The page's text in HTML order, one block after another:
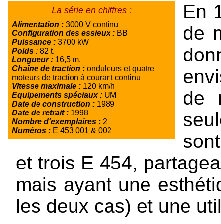
La série en chiffres :
Alimentation : 3000 V continu
Configuration des essieux : BB
Puissance : 3700 kW
Poids : 82 t.
Longueur : 16,5 m.
Chaîne de traction : onduleurs et quatre
moteurs de traction à courant continu
Vitesse maximale : 120 km/h
Equipements spéciaux : UM
Date de construction : 1989
Date de retrait : 1998
Nombre d'exemplaires : 2
Numéros : E 453 001 & 002
En
de
de
et trois E 454,
mais ayant une
les deux cas) et une